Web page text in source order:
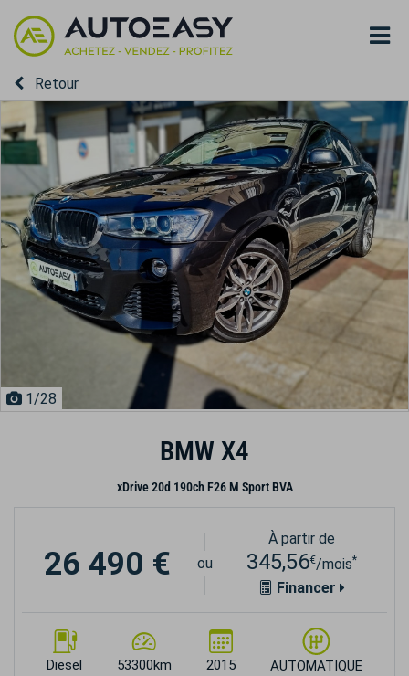
Retour
1/28
BMW X4
xDrive 20d 190ch F26 M Sport BVA
Diesel 53300km 2015 AUTOMATIQUE
26 490 € ou
À partir de
345,56€/mois*
Financer